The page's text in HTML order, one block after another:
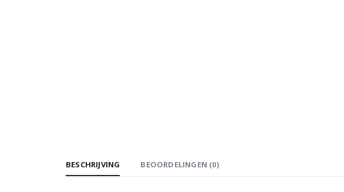
BESCHRIJVING BEOORDELINGEN (0)